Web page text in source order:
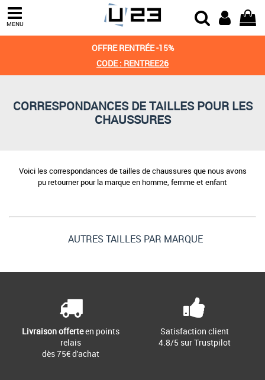
MENU
OFFRE RENTRÉE -15%
CODE : RENTREE26
CORRESPONDANCES DE TAILLES POUR LES
CHAUSSURES
AUTRES TAILLES PAR MARQUE
Voici les correspondances de tailles de chaussures que nous avons
pu retourner pour la marque en homme, femme et enfant
Livraison offerteen points
relais
dès 75€ d'achat
Satisfaction client
4.8/5 sur Trustpilot